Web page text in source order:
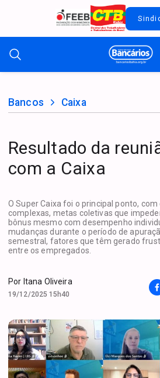
Bancos Caixa
Resultado da
com a Caixa
O Super Caixa foi o principal ponto,
complexas, metas coletivas que
bônus mesmo com desempenho
mudanças durante o período de
semestral, fatores que têm gerado
entre os empregados.
Por Itana Oliveira
19/12/2025 15h40